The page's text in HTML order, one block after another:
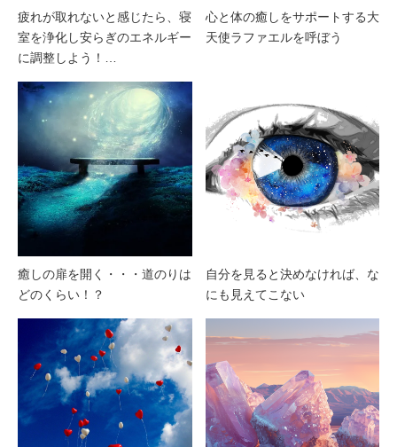
疲れが取れないと感じたら、寝
室を浄化し安らぎのエネルギー
に調整しよう！…
心と体の癒しをサポートする大
天使ラファエルを呼ぼう
癒しの扉を開く・・・道のりは
どのくらい！？
自分を見ると決めなければ、な
にも見えてこない